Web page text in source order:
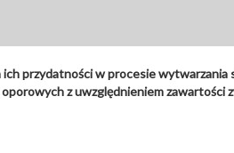
przydatności w procesie
z uwzględnieniem zawartości